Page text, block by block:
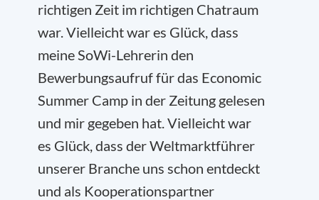
richtigen Zeit im richtigen Chatraum
war. Vielleicht war es Glück, dass
meine SoWi-Lehrerin den
Bewerbungsaufruf für das Economic
Summer Camp in der Zeitung gelesen
und mir gegeben hat. Vielleicht war
es Glück, dass der Weltmarktführer
unserer Branche uns schon entdeckt
und als Kooperationspartner